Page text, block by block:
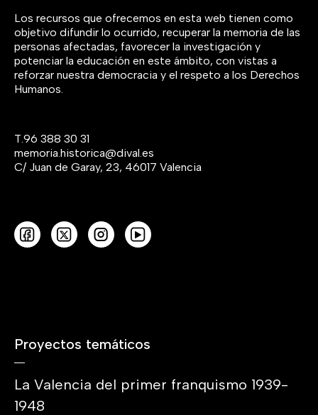
Los recursos que ofrecemos en esta web tienen como
objetivo difundir lo ocurrido, recuperar la memoria de las
personas afectadas, favorecer la investigación y
potenciar la educación en este ámbito, con vistas a
reforzar nuestra democracia y el respeto a los Derechos
Humanos.
T.96 388 30 31
memoria.historica@dival.es
C/ Juan de Garay, 23, 46017 Valencia
Proyectos temáticos
La Valencia del primer franquismo 1939-
1948